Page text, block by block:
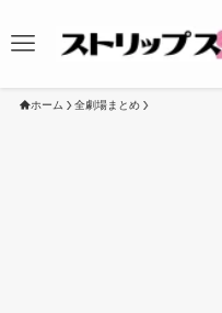
ホーム 全劇場まとめ